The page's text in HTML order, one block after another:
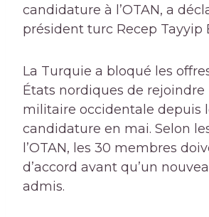
candidature à l’OTAN, a
président turc Recep Tayyip
La Turquie a bloqué les
États nordiques de rejoindre
militaire occidentale depuis
candidature en mai. Selon
l’OTAN, les 30 membres
d’accord avant qu’un
admis.